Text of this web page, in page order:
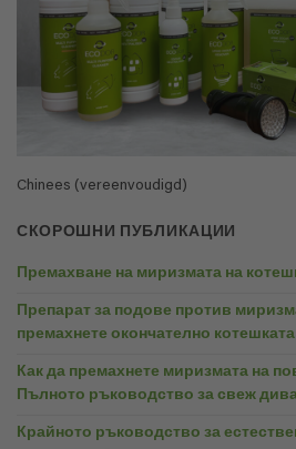
Chinees (vereenvoudigd)
СКОРОШНИ ПУБЛИКАЦИИ
Премахване на миризмата на
Препарат за подове против
премахнете окончателно
Как да премахнете миризмата на
Пълното ръководство за свеж
Крайното ръководство за